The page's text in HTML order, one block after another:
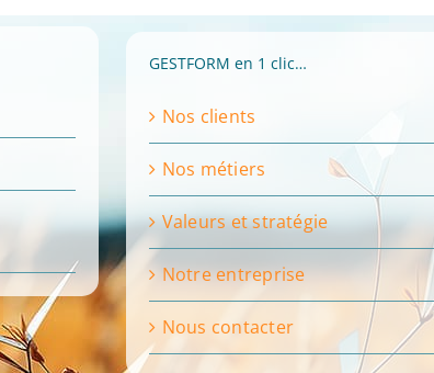
GESTFORM en 1 clic…
Nos clients
Nos métiers
Valeurs et stratégie
Notre entreprise
Nous contacter